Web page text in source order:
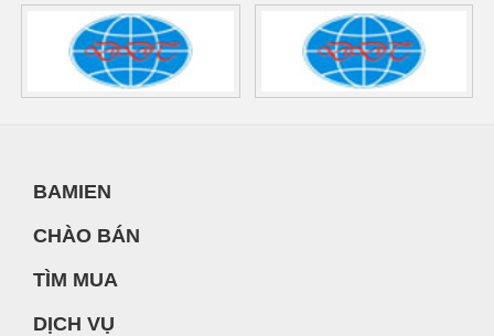
BAMIEN
CHÀO BÁN
TÌM MUA
DỊCH VỤ